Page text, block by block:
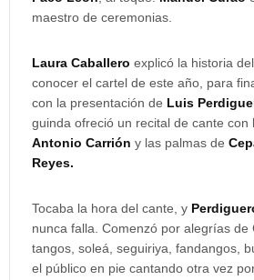
maestro de ceremonias.
Laura Caballero explicó la historia
conocer el cartel de este año, para
con la presentación de Luis
guinda ofreció un recital de cante con
Antonio Carrión y las palmas de
Reyes.
Tocaba la hora del cante, y
nunca falla. Comenzó por alegrías de
tangos, soleá, seguiriya, fandangos,
el público en pie cantando otra vez